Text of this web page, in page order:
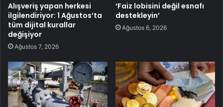
Alışveriş yapan herkesi
ilgilendiriyor: 1 Ağustos’ta
tüm dijital kurallar
değişiyor
Ağustos 7, 2026
‘Faiz lobisini değil esnafı
destekleyin’
Ağustos 6, 2026